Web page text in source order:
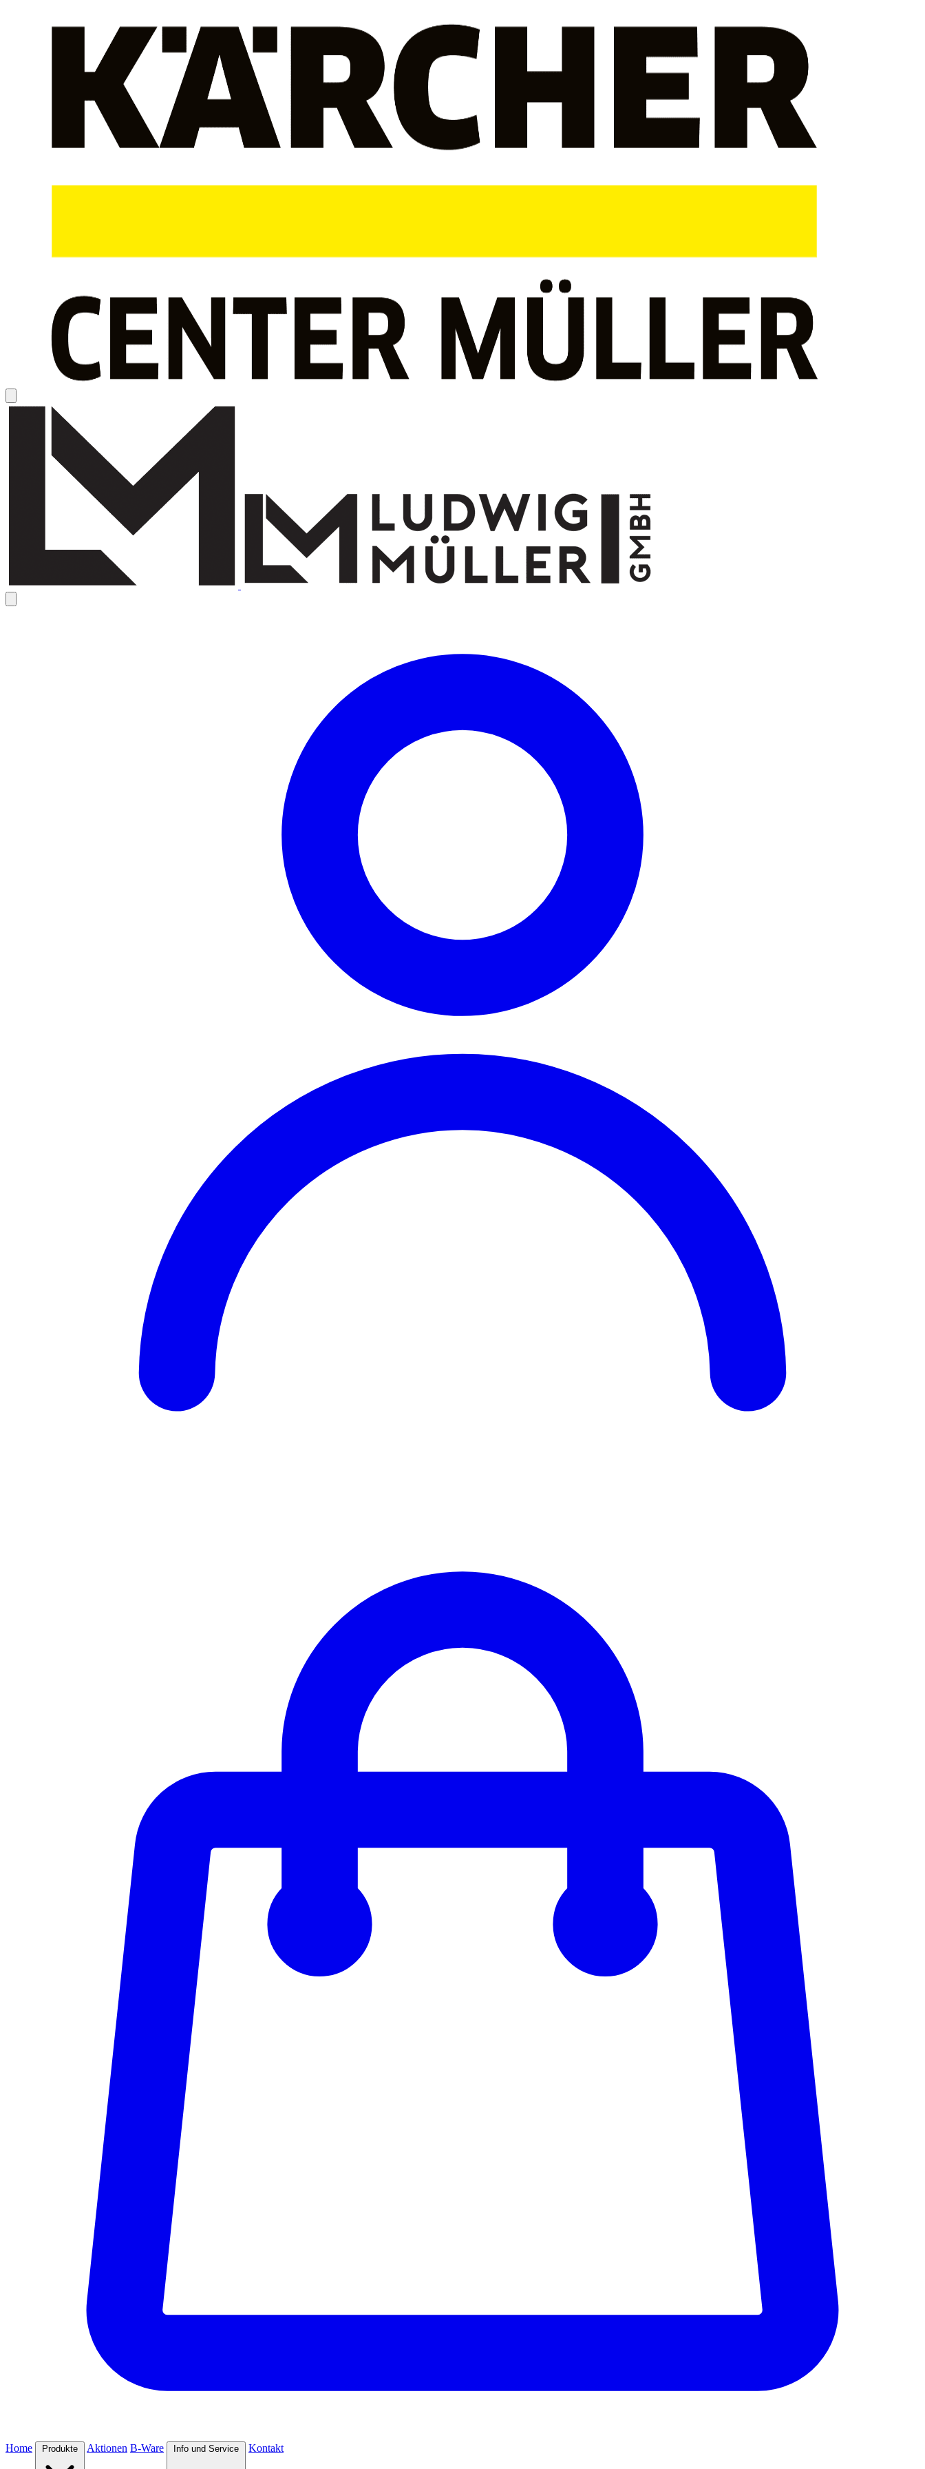
Home Produkte Aktionen B-Ware Info und Service Kontakt